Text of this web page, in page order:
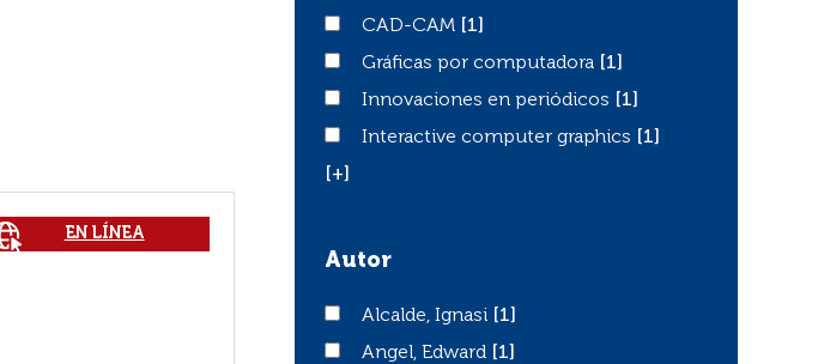
EN LÍNEA
CAD-CAM
CAD-CAM
[1]
Gráficas por computadora
Gráficas por computadora
[1]
Innovaciones en periódicos
Innovaciones en periódicos
[1]
Interactive computer graphics
Interactive computer graphics
[1]
[+]
Autor
Alcalde, Ignasi
Alcalde, Ignasi
[1]
Angel, Edward
Angel, Edward
[1]